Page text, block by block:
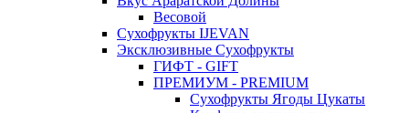
Весовой
Сухофрукты IJEVAN
Эксклюзивные Сухофрукты
ГИФТ - GIFT
ПРЕМИУМ - PREMIUM
Сухофрукты Ягоды Цукаты